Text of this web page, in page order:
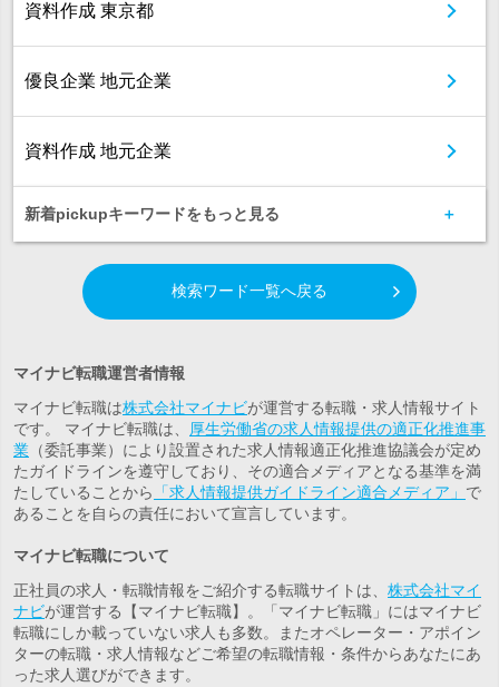
資料作成 東京都
優良企業 地元企業
資料作成 地元企業
新着pickupキーワードをもっと見る
検索ワード一覧へ戻る
マイナビ転職運営者情報
マイナビ転職は株式会社マイナビが運営する転職・求人情報サイト
です。 マイナビ転職は、
厚生労働省の求人情報提供の適正化推進事
業 （委託事業）により設置された求人情報適正化推進協議会が定め
たガイドラインを遵守しており、その適合メディアとなる基準を満
たしていることから
「求人情報提供ガイドライン適合メディア」 で
あることを自らの責任において宣言しています。
マイナビ転職について
正社員の求人・転職情報をご紹介する転職サイトは、 株式会社マイ
ナビが運営する【マイナビ転職】。「マイナビ転職」にはマイナビ
転職にしか載っていない求人も多数。またオペレーター・アポイン
ターの転職・求人情報などご希望の転職情報・条件からあなたにあ
った求人選びができます。